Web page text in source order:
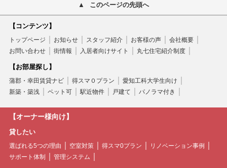
このページの先頭へ
【コンテンツ】
トップページ お知らせ スタッフ紹介 お客様の声
会社概要
お問い合わせ
街情報 入居者向けサイト 丸七住宅紹介制度
【お部屋探し】
蒲郡・幸田賃貸ナビ 得スマ０プラン
愛知工科大学生向け
新築・築浅
ペット可 駅近物件 戸建て パノラマ付き
【オーナー様向け】
貸したい
選ばれる5つの理由 空室対策 得スマ0プラン
リノベーション事例
サポート体制
管理システム